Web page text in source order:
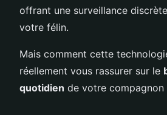
offrant une surveillance
votre félin.
Mais comment cette
réellement vous rassurer sur le
quotidien de votre compagnon